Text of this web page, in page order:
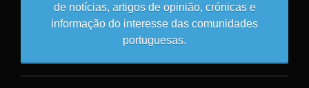
de notícias, artigos de opinião, crónicas e
informação do interesse das comunidades
portuguesas.